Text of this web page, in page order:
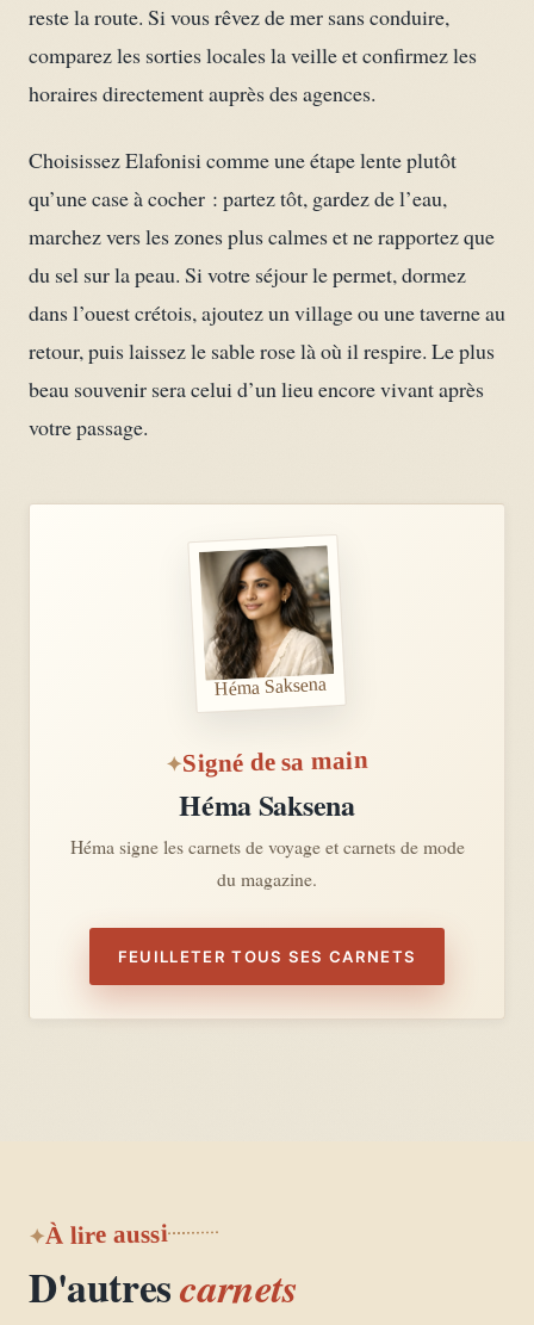
reste la route. Si vous rêvez de mer sans conduire,
comparez les sorties locales la veille et confirmez les
horaires directement auprès des agences.
Choisissez Elafonisi comme une étape lente plutôt
qu’une case à cocher : partez tôt, gardez de l’eau,
marchez vers les zones plus calmes et ne rapportez que
du sel sur la peau. Si votre séjour le permet, dormez
dans l’ouest crétois, ajoutez un village ou une taverne au
retour, puis laissez le sable rose là où il respire. Le plus
beau souvenir sera celui d’un lieu encore vivant après
votre passage.
Héma Saksena
Signé de sa main
Héma Saksena
Héma signe les carnets de voyage et carnets de mode
du magazine.
FEUILLETER TOUS SES CARNETS
À lire aussi
D'autrescarnets